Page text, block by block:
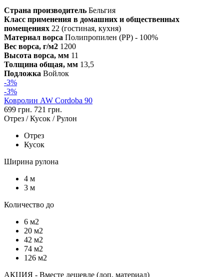
Страна производитель Бельгия
Класс применения в домашних и общественных
помещениях 22 (гостиная, кухня)
Материал ворса Полипропилен (PP) - 100%
Вес ворса, г/м2 1200
Высота ворса, мм 11
Толщина общая, мм 13,5
Подложка Войлок
-3%
-3%
Ковролин AW Cordoba 90
699 грн. 721 грн.
Отрез / Кусок / Рулон
Отрез
Кусок
Ширина рулона
4 м
3 м
Количество до
6 м2
20 м2
42 м2
74 м2
126 м2
АКЦИЯ - Вместе дешевле (доп. материал)